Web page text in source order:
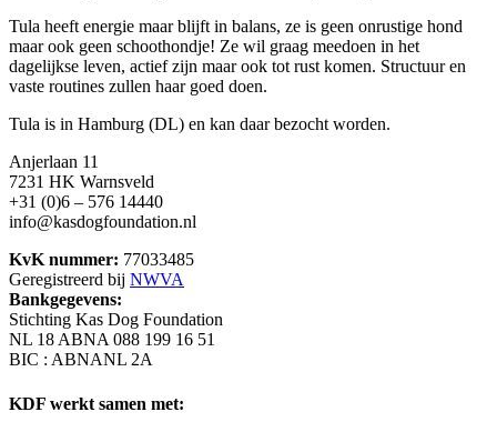
Tula heeft energie maar blijft in balans, ze is geen onrustige hond
maar ook geen schoothondje! Ze wil graag meedoen in het
dagelijkse leven, actief zijn maar ook tot rust komen. Structuur en
vaste routines zullen haar goed doen.
Tula is in Hamburg (DL) en kan daar bezocht worden.
Anjerlaan 11
7231 HK Warnsveld
+31 (0)6 – 576 14440
info@kasdogfoundation.nl
KvK nummer: 77033485
Geregistreerd bij NWVA
Bankgegevens:
Stichting Kas Dog Foundation
NL 18 ABNA 088 199 16 51
BIC : ABNANL 2A
KDF werkt samen met: